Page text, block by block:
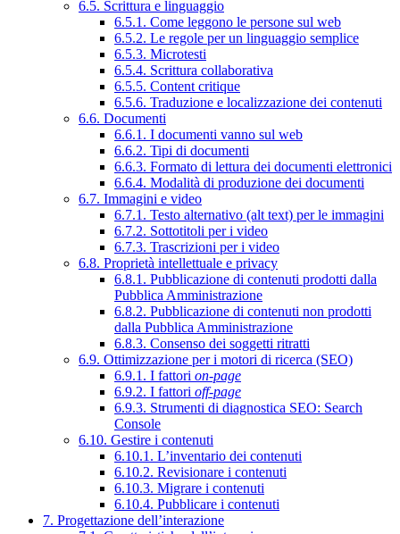
6.5. Scrittura e linguaggio
6.5.1. Come leggono le persone sul web
6.5.2. Le regole per un linguaggio semplice
6.5.3. Microtesti
6.5.4. Scrittura collaborativa
6.5.5. Content critique
6.5.6. Traduzione e localizzazione dei contenuti
6.6. Documenti
6.6.1. I documenti vanno sul web
6.6.2. Tipi di documenti
6.6.3. Formato di lettura dei documenti elettronici
6.6.4. Modalità di produzione dei documenti
6.7. Immagini e video
6.7.1. Testo alternativo (alt text) per le immagini
6.7.2. Sottotitoli per i video
6.7.3. Trascrizioni per i video
6.8. Proprietà intellettuale e privacy
6.8.1. Pubblicazione di contenuti prodotti dalla
Pubblica Amministrazione
6.8.2. Pubblicazione di contenuti non prodotti
dalla Pubblica Amministrazione
6.8.3. Consenso dei soggetti ritratti
6.9. Ottimizzazione per i motori di ricerca (SEO)
6.9.1. I fattori on-page
6.9.2. I fattori off-page
6.9.3. Strumenti di diagnostica SEO: Search
Console
6.10. Gestire i contenuti
6.10.1. L’inventario dei contenuti
6.10.2. Revisionare i contenuti
6.10.3. Migrare i contenuti
6.10.4. Pubblicare i contenuti
7. Progettazione dell’interazione